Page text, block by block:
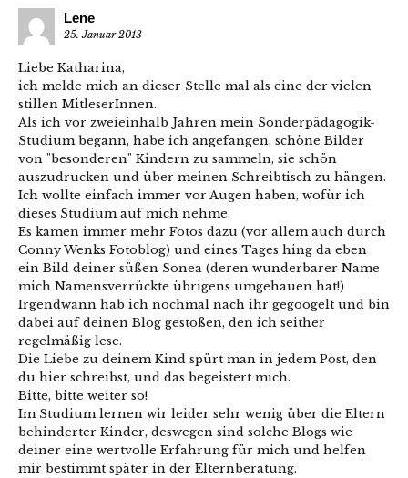
Lene
25. Januar 2013
Liebe Katharina,
ich melde mich an dieser Stelle mal als eine der vielen
stillen MitleserInnen.
Als ich vor zweieinhalb Jahren mein Sonderpädagogik-
Studium begann, habe ich angefangen, schöne Bilder
von "besonderen" Kindern zu sammeln, sie schön
auszudrucken und über meinen Schreibtisch zu hängen.
Ich wollte einfach immer vor Augen haben, wofür ich
dieses Studium auf mich nehme.
Es kamen immer mehr Fotos dazu (vor allem auch durch
Conny Wenks Fotoblog) und eines Tages hing da eben
ein Bild deiner süßen Sonea (deren wunderbarer Name
mich Namensverrückte übrigens umgehauen hat!)
Irgendwann hab ich nochmal nach ihr gegoogelt und bin
dabei auf deinen Blog gestoßen, den ich seither
regelmäßig lese.
Die Liebe zu deinem Kind spürt man in jedem Post, den
du hier schreibst, und das begeistert mich.
Bitte, bitte weiter so!
Im Studium lernen wir leider sehr wenig über die Eltern
behinderter Kinder, deswegen sind solche Blogs wie
deiner eine wertvolle Erfahrung für mich und helfen
mir bestimmt später in der Elternberatung.